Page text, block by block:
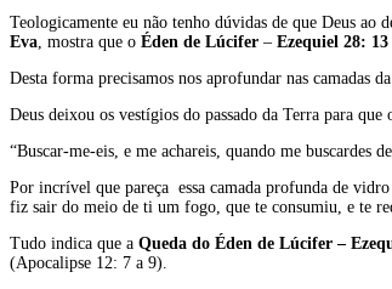
Teologicamente eu não tenho dúvidas de que Deus ao
Eva, mostra que o Éden de Lúcifer – Ezequiel 28: 13
Desta forma precisamos nos aprofundar nas camadas
Deus deixou os vestígios do passado da Terra para
“Buscar-me-eis, e me achareis, quando me buscardes
Por incrível que pareça essa camada profunda de
fiz sair do meio de ti um fogo, que te consumiu, e te
Tudo indica que a Queda do Éden de Lúcifer –
(Apocalipse 12: 7 a 9).